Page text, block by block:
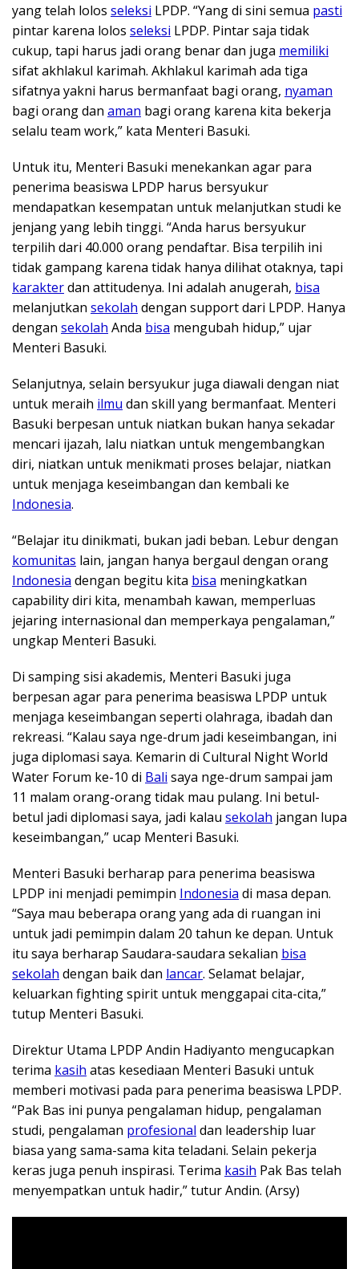
yang telah lolos seleksi LPDP. “Yang di sini semua pasti
pintar karena lolos seleksi LPDP. Pintar saja tidak
cukup, tapi harus jadi orang benar dan juga memiliki
sifat akhlakul karimah. Akhlakul karimah ada tiga
sifatnya yakni harus bermanfaat bagi orang, nyaman
bagi orang dan aman bagi orang karena kita bekerja
selalu team work,” kata Menteri Basuki.
Untuk itu, Menteri Basuki menekankan agar para
penerima beasiswa LPDP harus bersyukur
mendapatkan kesempatan untuk melanjutkan studi ke
jenjang yang lebih tinggi. “Anda harus bersyukur
terpilih dari 40.000 orang pendaftar. Bisa terpilih ini
tidak gampang karena tidak hanya dilihat otaknya, tapi
karakterdan attitudenya. Ini adalah anugerah, bisa
melanjutkan sekolah dengan support dari LPDP. Hanya
dengan sekolah Anda bisa mengubah hidup,” ujar
Menteri Basuki.
Selanjutnya, selain bersyukur juga diawali dengan niat
untuk meraih ilmu dan skill yang bermanfaat. Menteri
Basuki berpesan untuk niatkan bukan hanya sekadar
mencari ijazah, lalu niatkan untuk mengembangkan
diri, niatkan untuk menikmati proses belajar, niatkan
untuk menjaga keseimbangan dan kembali ke
Indonesia.
“Belajar itu dinikmati, bukan jadi beban. Lebur dengan
komunitas lain, jangan hanya bergaul dengan orang
Indonesia dengan begitu kita bisa meningkatkan
capability diri kita, menambah kawan, memperluas
jejaring internasional dan memperkaya pengalaman,”
ungkap Menteri Basuki.
Di samping sisi akademis, Menteri Basuki juga
berpesan agar para penerima beasiswa LPDP untuk
menjaga keseimbangan seperti olahraga, ibadah dan
rekreasi. “Kalau saya nge-drum jadi keseimbangan, ini
juga diplomasi saya. Kemarin di Cultural Night World
Water Forum ke-10 di Bali saya nge-drum sampai jam
11 malam orang-orang tidak mau pulang. Ini betul-
betul jadi diplomasi saya, jadi kalau sekolah jangan lupa
keseimbangan,” ucap Menteri Basuki.
Menteri Basuki berharap para penerima beasiswa
LPDP ini menjadi pemimpin Indonesia di masa depan.
“Saya mau beberapa orang yang ada di ruangan ini
untuk jadi pemimpin dalam 20 tahun ke depan. Untuk
itu saya berharap Saudara-saudara sekalian bisa
sekolah dengan baik dan lancar. Selamat belajar,
keluarkan fighting spirit untuk menggapai cita-cita,”
tutup Menteri Basuki.
Direktur Utama LPDP Andin Hadiyanto mengucapkan
terima kasih atas kesediaan Menteri Basuki untuk
memberi motivasi pada para penerima beasiswa LPDP.
“Pak Bas ini punya pengalaman hidup, pengalaman
studi, pengalaman profesional dan leadership luar
biasa yang sama-sama kita teladani. Selain pekerja
keras juga penuh inspirasi. Terima kasih Pak Bas telah
menyempatkan untuk hadir,” tutur Andin. (Arsy)